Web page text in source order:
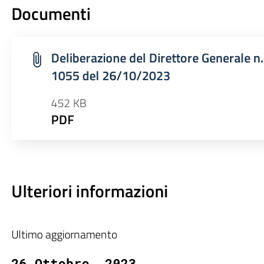
Documenti
Deliberazione del Direttore Generale n.
1055 del 26/10/2023
452 KB
PDF
Ulteriori informazioni
Ultimo aggiornamento